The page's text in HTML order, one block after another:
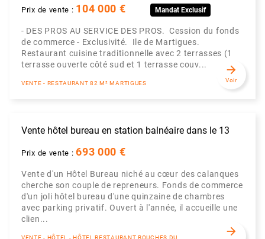
Prix de vente : 104 000 € Mandat Exclusif
- DES PROS AU SERVICE DES PROS. Cession du fonds
de commerce - Exclusivité. Ile de Martigues.
Restaurant cuisine traditionnelle avec 2 terrasses (1
terrasse ouverte côté sud et 1 terrasse couv...
VENTE - RESTAURANT 82 M² MARTIGUES
arrow_forward
Voir
Vente hôtel bureau en station balnéaire dans le 13
Prix de vente :693 000 €
Vente d'un Hôtel Bureau niché au cœur des calanques
cherche son couple de repreneurs. Fonds de commerce
d'un joli hôtel bureau d'une quinzaine de chambres
avec parking privatif. Ouvert à l'année, il accueille une
clien...
arrow_forward